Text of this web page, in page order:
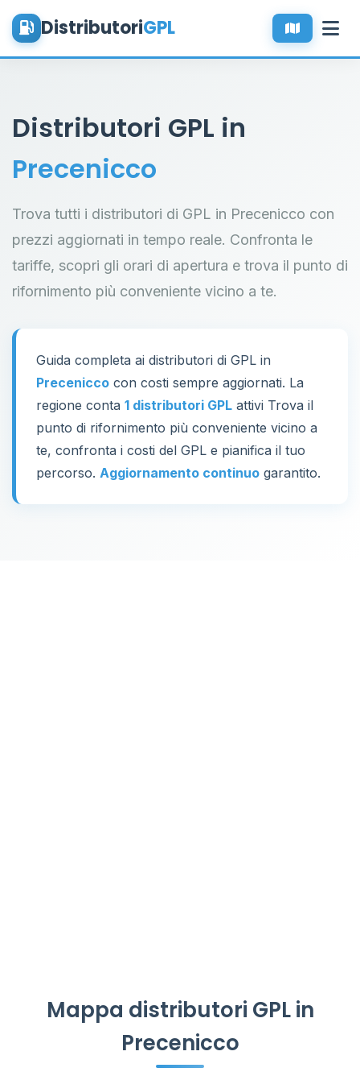
DistributoriGPL
Distributori GPL in
Precenicco
Trova tutti i distributori di GPL in Precenicco con
prezzi aggiornati in tempo reale. Confronta le
tariffe, scopri gli orari di apertura e trova il punto di
rifornimento più conveniente vicino a te.
Guida completa ai distributori di GPL in
Precenicco con costi sempre aggiornati. La
regione conta 1 distributori GPL attivi Trova il
punto di rifornimento più conveniente vicino a
te, confronta i costi del GPL e pianifica il tuo
percorso. Aggiornamento continuo garantito.
Mappa distributori GPL in
Precenicco